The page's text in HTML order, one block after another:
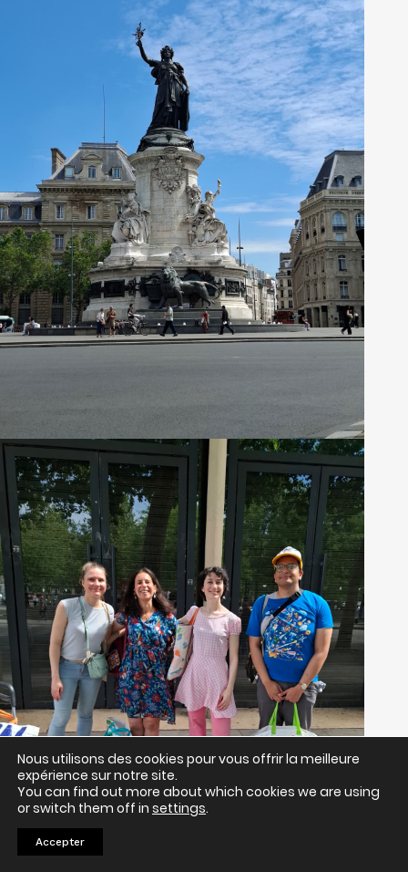
Nous utilisons des cookies pour vous offrir la meilleure
expérience sur notre site.
You can find out more about which cookies we are using
or switch them off in settings.
Accepter